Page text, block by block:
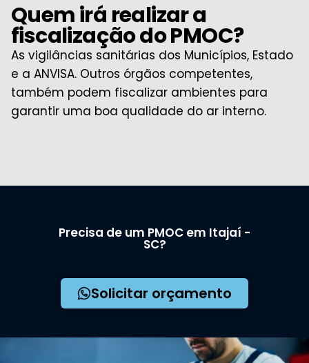
Quem irá realizar a
fiscalização do PMOC?
As vigilâncias sanitárias dos Municípios, Estado
e a ANVISA. Outros órgãos competentes,
também podem fiscalizar ambientes para
garantir uma boa qualidade do ar interno.
Precisa de um PMOC em Itajaí -
SC?
Solicitar orçamento